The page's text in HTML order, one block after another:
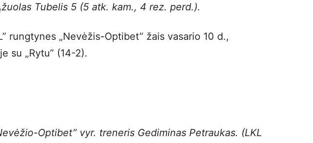
Tubelis 5 (5 atk. kam., 4 rez. perd.).
rungtynes „Nevėžis-Optibet” žais vasario 10 d.,
su „Rytu” (14-2).
Optibet” vyr. treneris Gediminas Petraukas. (LKL